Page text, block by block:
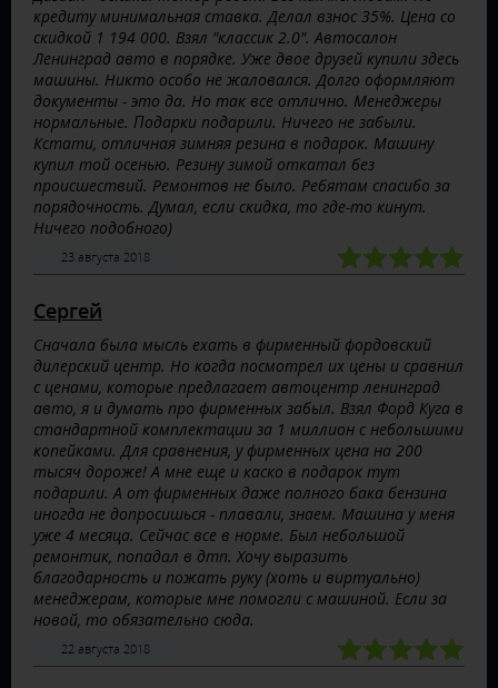
кредиту минимальная ставка. Делал взнос 35%. Цена со
скидкой 1 194 000. Взял "классик 2.0". Автосалон
Ленинград авто в порядке. Уже двое друзей купили здесь
машины. Никто особо не жаловался. Долго оформляют
документы - это да. Но так все отлично. Менеджеры
нормальные. Подарки подарили. Ничего не забыли.
Кстати, отличная зимняя резина в подарок. Машину
купил той осенью. Резину зимой откатал без
происшествий. Ремонтов не было. Ребятам спасибо за
порядочность. Думал, если скидка, то где-то кинут.
Ничего подобного)
23 августа 2018
Сергей
Сначала была мысль ехать в фирменный фордовский
дилерский центр. Но когда посмотрел их цены и сравнил
с ценами, которые предлагает автоцентр ленинград
авто, я и думать про фирменных забыл. Взял Форд Куга в
стандартной комплектации за 1 миллион с небольшими
копейками. Для сравнения, у фирменных цена на 200
тысяч дороже! А мне еще и каско в подарок тут
подарили. А от фирменных даже полного бака бензина
иногда не допросишься - плавали, знаем. Машина у меня
уже 4 месяца. Сейчас все в норме. Был небольшой
ремонтик, попадал в дтп. Хочу выразить
благодарность и пожать руку (хоть и виртуально)
менеджерам, которые мне помогли с машиной. Если за
новой, то обязательно сюда.
22 августа 2018